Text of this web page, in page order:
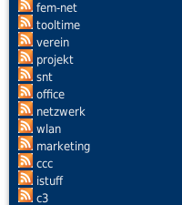
fem-net
tooltime
verein
projekt
snt
office
netzwerk
wlan
marketing
ccc
istuff
c3